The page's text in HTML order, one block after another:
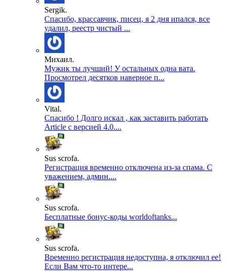
Sergik.
Спасибо, крассавчик, писец, я 2 дня ипался, все
удалил, реестр чистый ...
Михаил.
Мужик ты лучший! У остальных одна вата.
Просмотрел десятков наверное п...
Vital.
Спасибо ! Долго искал , как заставить работать
Article с версией 4.0....
Sus scrofa.
Регистрация временно отключена из-за спама. С
уважением, админ....
Sus scrofa.
Бесплатные бонус-коды worldoftanks...
Sus scrofa.
Временно регистрация недоступна, я отключил ее!
Если Вам что-то интере...